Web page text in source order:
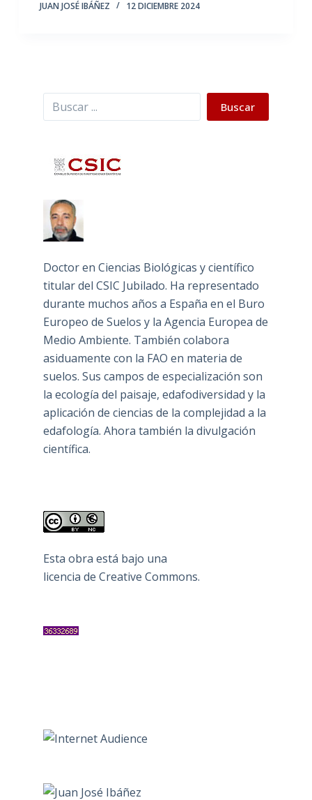
JUAN JOSÉ IBÁÑEZ 12 DICIEMBRE 2024
Buscar Buscar
Doctor en Ciencias Biológicas y científico
titular del CSIC Jubilado. Ha representado
durante muchos años a España en el Buro
Europeo de Suelos y la Agencia Europea de
Medio Ambiente. También colabora
asiduamente con la FAO en materia de
suelos. Sus campos de especialización son
la ecología del paisaje, edafodiversidad y la
aplicación de ciencias de la complejidad a la
edafología. Ahora también la divulgación
científica.
Esta obra está bajo una
licencia de Creative Commons.